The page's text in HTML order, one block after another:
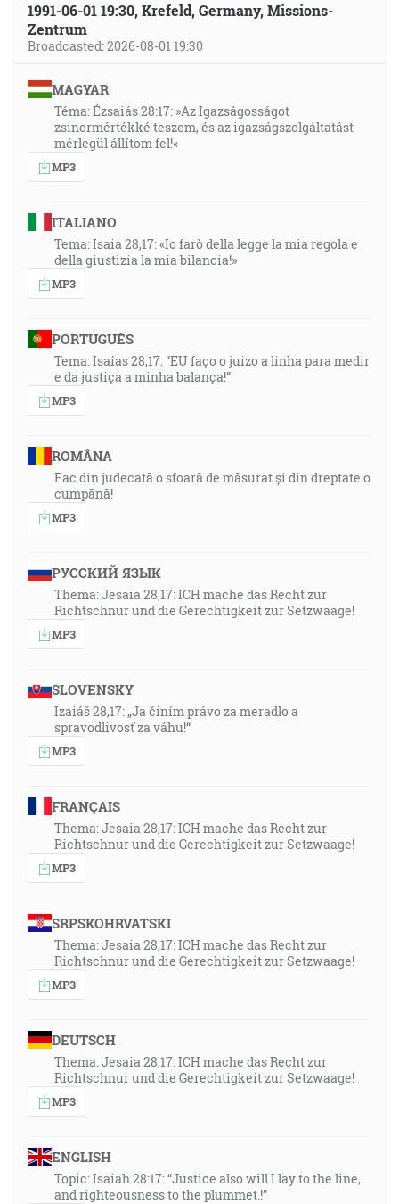
1991-06-01 19:30, Krefeld, Germany, Missions-
Zentrum
Broadcasted: 2026-08-01 19:30
MAGYAR
Téma: Ézsaiás 28:17: »Az Igazságosságot
zsinormértékké teszem, és az igazságszolgáltatást
mérlegül állítom fel!«
MP3
ITALIANO
Tema: Isaia 28,17: «Io farò della legge la mia regola e
della giustizia la mia bilancia!»
MP3
PORTUGUÊS
Tema: Isaías 28,17: “EU faço o juizo a linha para medir
e da justiça a minha balança!”
MP3
ROMÂNA
Fac din judecată o sfoară de măsurat și din dreptate o
cumpănă!
MP3
РУССКИЙ ЯЗЫК
Thema: Jesaia 28,17: ICH mache das Recht zur
Richtschnur und die Gerechtigkeit zur Setzwaage!
MP3
SLOVENSKY
Izaiáš 28,17: „Ja činím právo za meradlo a
spravodlivosť za váhu!“
MP3
FRANÇAIS
Thema: Jesaia 28,17: ICH mache das Recht zur
Richtschnur und die Gerechtigkeit zur Setzwaage!
MP3
SRPSKOHRVATSKI
Thema: Jesaia 28,17: ICH mache das Recht zur
Richtschnur und die Gerechtigkeit zur Setzwaage!
MP3
DEUTSCH
Thema: Jesaia 28,17: ICH mache das Recht zur
Richtschnur und die Gerechtigkeit zur Setzwaage!
MP3
ENGLISH
Topic: Isaiah 28:17: “Justice also will I lay to the line,
and righteousness to the plummet.!”